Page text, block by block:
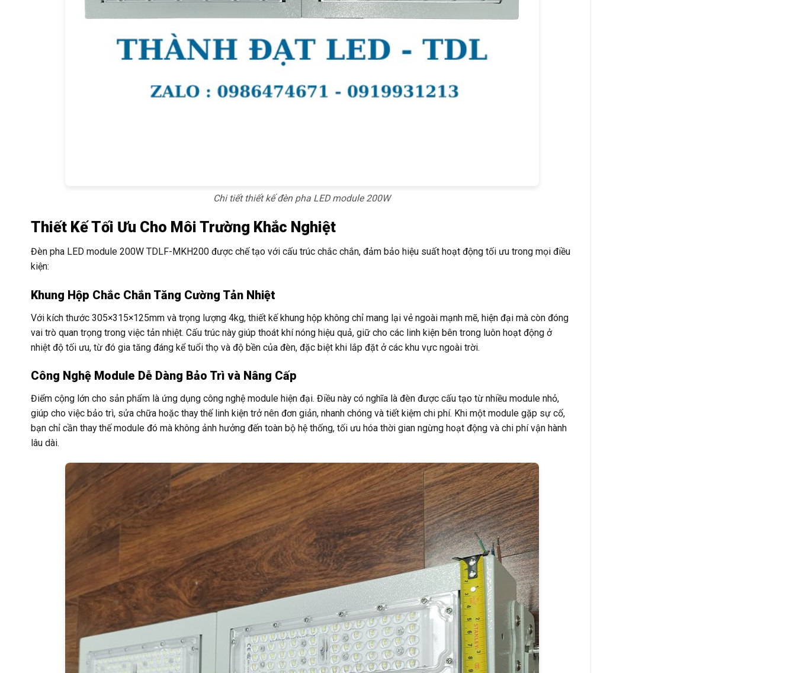
Chi tiết thiết kế đèn pha LED module 200W
Thiết Kế Tối Ưu Cho Môi Trường Khắc Nghiệt
Đèn pha LED module 200W TDLF-MKH200 được chế tạo với cấu trúc chắc chắn, đảm bảo hiệu suất hoạt động tối ưu trong mọi điều
kiện:
Khung Hộp Chắc Chắn Tăng Cường Tản Nhiệt
Với kích thước 305×315×125mm và trọng lượng 4kg, thiết kế khung hộp không chỉ mang lại vẻ ngoài mạnh mẽ, hiện đại mà còn đóng
vai trò quan trọng trong việc tản nhiệt. Cấu trúc này giúp thoát khí nóng hiệu quả, giữ cho các linh kiện bên trong luôn hoạt động ở
nhiệt độ tối ưu, từ đó gia tăng đáng kể tuổi thọ và độ bền của đèn, đặc biệt khi lắp đặt ở các khu vực ngoài trời.
Công Nghệ Module Dễ Dàng Bảo Trì và Nâng Cấp
Điểm cộng lớn cho sản phẩm là ứng dụng công nghệ module hiện đại. Điều này có nghĩa là đèn được cấu tạo từ nhiều module nhỏ,
giúp cho việc bảo trì, sửa chữa hoặc thay thế linh kiện trở nên đơn giản, nhanh chóng và tiết kiệm chi phí. Khi một module gặp sự cố,
bạn chỉ cần thay thế module đó mà không ảnh hưởng đến toàn bộ hệ thống, tối ưu hóa thời gian ngừng hoạt động và chi phí vận hành
lâu dài.